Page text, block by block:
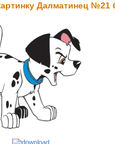
Далматинец №21